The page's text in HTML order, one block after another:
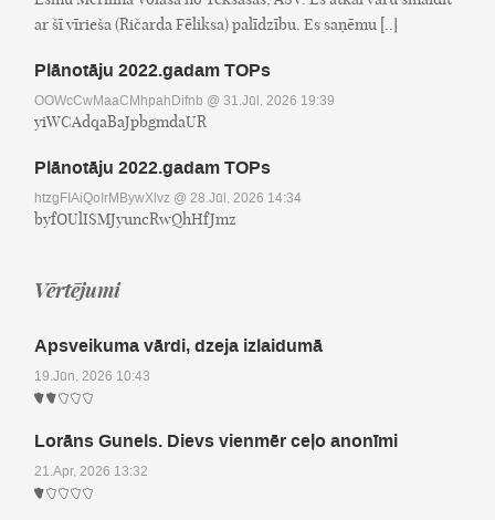
ar šī vīrieša (Ričarda Fēliksa) palīdzību. Es saņēmu [..]
Plānotāju 2022.gadam TOPs
OOWcCwMaaCMhpahDifnb @ 31.Jūl, 2026 19:39
yiWCAdqaBaJpbgmdaUR
Plānotāju 2022.gadam TOPs
htzgFIAiQoIrMBywXlvz @ 28.Jūl, 2026 14:34
byfOUlISMJyuncRwQhHfJmz
Vērtējumi
Apsveikuma vārdi, dzeja izlaidumā
19.Jūn, 2026 10:43
Lorāns Gunels. Dievs vienmēr ceļo anonīmi
21.Apr, 2026 13:32